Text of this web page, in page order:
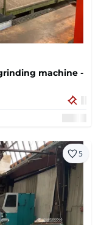
grinding machine -
5